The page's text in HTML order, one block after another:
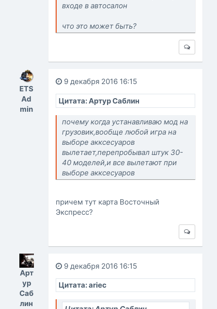
входе в автосалон
что это может быть?
ETS
Ad
min
9 декабря 2016 16:15
Цитата: Артур Саблин
почему когда устанавливаю мод на
грузовик,вообще любой игра на
выборе акксесуаров
вылетает,перепробывал штук 30-
40 моделей,и все вылетают при
выборе акксесуаров
причем тут карта Восточный
Экспресс?
Арт
ур
Саб
лин
9 декабря 2016 16:15
Цитата: ariec